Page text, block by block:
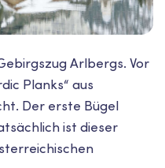
Arlbergs. Vor
Planks“ aus
Der erste Bügel
ist dieser